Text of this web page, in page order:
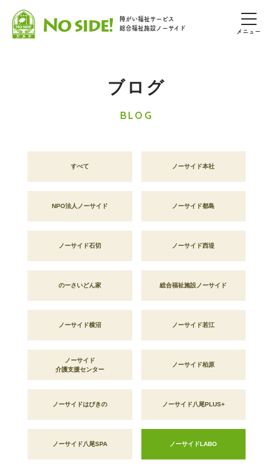
障がい福祉サービス
総合福祉施設ノーサイド
メニュー
ブログ
BLOG
すべて ノーサイド本社
NPO法人ノーサイド ノーサイド都島
ノーサイド石切 ノーサイド西堤
のーさいどん家 総合福祉施設ノーサイド
ノーサイド横沼 ノーサイド若江
ノーサイド
介護支援センター
ノーサイド柏原
ノーサイドはびきの ノーサイド八尾PLUS+
ノーサイド八尾SPA ノーサイドLABO